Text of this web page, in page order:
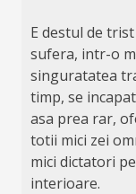
E destul de
sufera, intr-o
singuratatea
timp, se
asa prea rar,
totii mici zei
mici dictatori
interioare.